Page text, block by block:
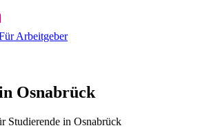
Arbeitgeber
Osnabrück
Studierende in Osnabrück